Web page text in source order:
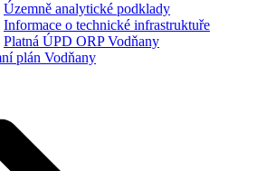
Územně analytické podklady
Informace o technické infrastruktuře
Platná ÚPD ORP Vodňany
plán Vodňany